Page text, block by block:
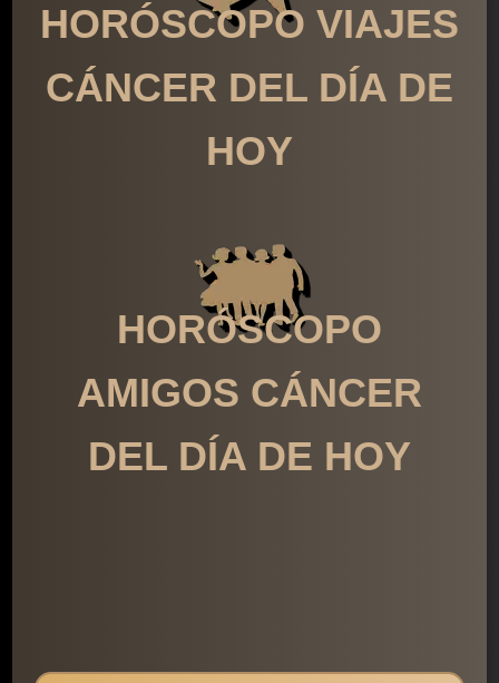
HORÓSCOPO VIAJES
CÁNCER DEL DÍA DE
HOY
HORÓSCOPO
AMIGOS CÁNCER
DEL DÍA DE HOY